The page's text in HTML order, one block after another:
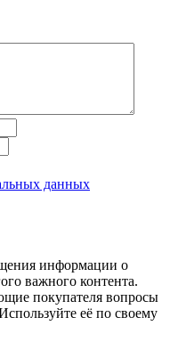
данных
информации о
важного контента.
покупателя вопросы
её по своему